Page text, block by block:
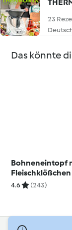
23
Das könnte
Bohneneintopf
Fleischklößchen
4.6 (243)